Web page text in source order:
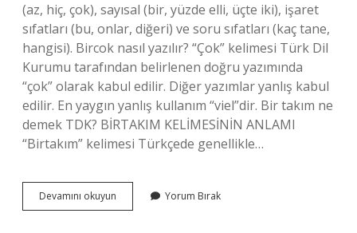
(az, hiç, çok), sayısal (bir, yüzde elli, üçte iki), işaret
sıfatları (bu, onlar, diğeri) ve soru sıfatları (kaç tane,
hangisi). Bircok nasıl yazılır? “Çok” kelimesi Türk Dil
Kurumu tarafından belirlenen doğru yazımında
“çok” olarak kabul edilir. Diğer yazımlar yanlış kabul
edilir. En yaygın yanlış kullanım “viel”dir. Bir takım ne
demek TDK? BİRTAKIM KELİMESİNİN ANLAMI
“Birtakım” kelimesi Türkçede genellikle…
Devamını okuyun
Ne
Yorum Bırak